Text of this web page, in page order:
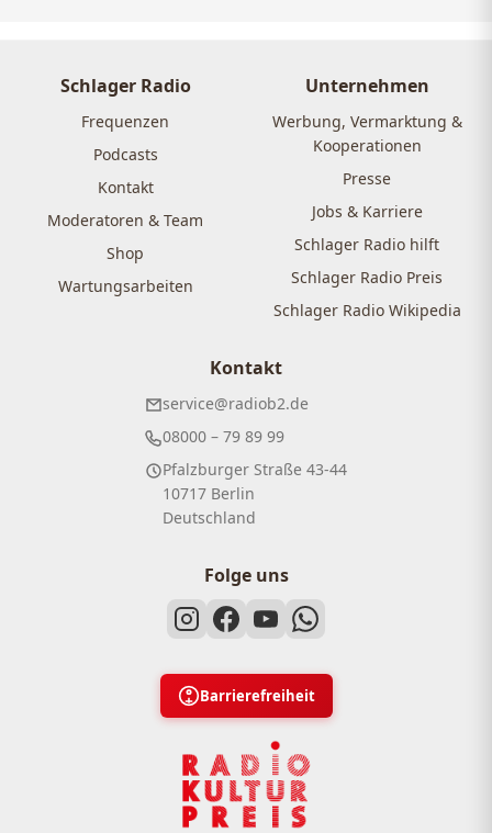
Schlager Radio
Frequenzen
Podcasts
Kontakt
Moderatoren & Team
Shop
Wartungsarbeiten
Unternehmen
Werbung, Vermarktung &
Kooperationen
Presse
Jobs & Karriere
Schlager Radio hilft
Schlager Radio Preis
Schlager Radio Wikipedia
Kontakt
service@radiob2.de
08000 – 79 89 99
Pfalzburger Straße 43-44
10717 Berlin
Deutschland
Folge uns
Barrierefreiheit